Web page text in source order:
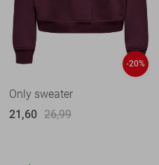
-20%
Only sweater
21,60 26,99